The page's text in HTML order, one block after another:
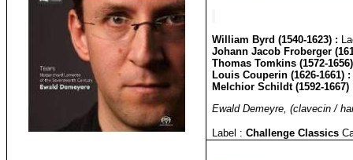
William Byrd (1540-1623) :
Johann Jacob Froberger
Thomas Tomkins (1572-
Louis Couperin (1626-1661)
Melchior Schildt (1592-
Ewald Demeyre, (clavecin /
Label : Challenge Classics